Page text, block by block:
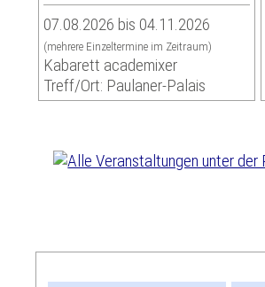
07.08.2026 bis 04.11.2026
(mehrere Einzeltermine im Zeitraum)
Kabarett academixer
Treff/Ort: Paulaner-Palais